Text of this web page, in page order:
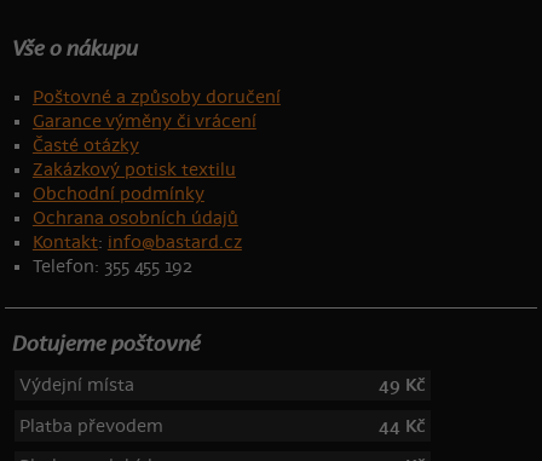
Vše o nákupu
Poštovné a způsoby doručení
Garance výměny či vrácení
Časté otázky
Zakázkový potisk textilu
Obchodní podmínky
Ochrana osobních údajů
Kontakt: info@bastard.cz
Telefon: 355 455 192
Dotujeme poštovné
Výdejní místa
49 Kč
Platba převodem
44 Kč